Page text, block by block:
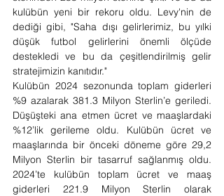
kulübün yeni bir rekoru oldu. Levy'nin de
dediği gibi, "Saha dışı gelirlerimiz, bu yılki
düşük futbol gelirlerini önemli ölçüde
destekledi ve bu da çeşitlendirilmiş gelir
stratejimizin kanıtıdır."
Kulübün 2024 sezonunda toplam giderleri
%9 azalarak 381.3 Milyon Sterlin’e geriledi.
Düşüşteki ana etmen ücret ve maaşlardaki
%12’lik gerileme oldu. Kulübün ücret ve
maaşlarında bir önceki döneme göre 29,2
Milyon Sterlin bir tasarruf sağlanmış oldu.
2024’te kulübün toplam ücret ve maaş
giderleri 221.9 Milyon Sterlin olarak